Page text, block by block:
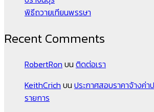
พิธีถวายเทียนพรรษา
Recent Comments
RobertRon บน ติดต่อเรา
KeithCrich บน ประกาศสอบราคาจ้างค่า
รายการ